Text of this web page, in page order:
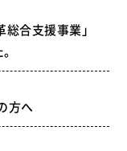
合支援事業」
方へ